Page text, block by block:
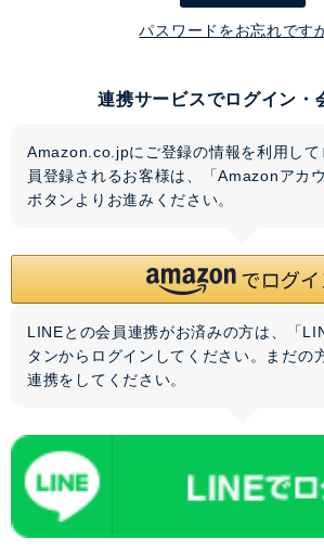
パスワードをお忘れです
連携サービスでログイン・
Amazon.co.jpにご登録の情報を利用し
員登録されるお客様は、「Amazonアカ
ボタンよりお進みください。
LINEとの会員連携がお済みの方は、「
タンからログインしてください。まだの
連携をしてください。